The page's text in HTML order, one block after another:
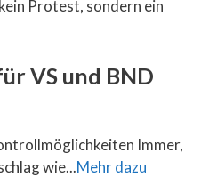
Protest, sondern ein
VS und BND
Immer,
wie...Mehr dazu